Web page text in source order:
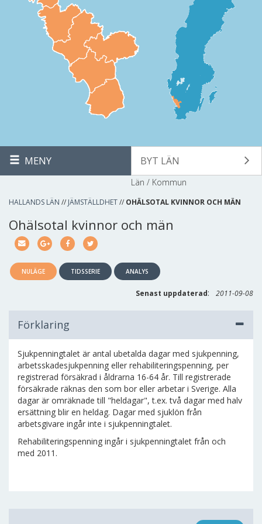
MENY BYT LÄN
Län / Kommun
HALLANDS LÄN // JÄMSTÄLLDHET// OHÄLSOTAL KVINNOR OCH MÄN
Ohälsotal kvinnor och män
NULÄGE TIDSSERIE ANALYS
Senast uppdaterad: 2011-09-08
Förklaring
Sjukpenningtalet är antal ubetalda dagar med sjukpenning,
arbetsskadesjukpenning eller rehabiliteringspenning, per
registrerad försäkrad i åldrarna 16-64 år. Till registrerade
försäkrade räknas den som bor eller arbetar i Sverige. Alla
dagar är omräknade till "heldagar", t.ex. två dagar med halv
ersättning blir en heldag. Dagar med sjuklön från
arbetsgivare ingår inte i sjukpenningtalet.
Rehabiliteringspenning ingår i sjukpenningtalet från och
med 2011.